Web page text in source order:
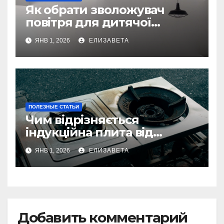
Як обрати зволожувач
повітря для дитячої
кімнати
ЯНВ 1, 2026 ЕЛИЗАВЕТА
ПОЛЕЗНЫЕ СТАТЬИ
Чим відрізняється
індукційна плита від
електричної: переваги та
недоліки
ЯНВ 1, 2026 ЕЛИЗАВЕТА
Добавить комментарий